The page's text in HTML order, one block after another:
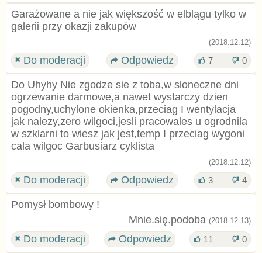
Garażowane a nie jak większość w elblągu tylko w
galerii przy okazji zakupów
(2018.12.12)
Do moderacji Odpowiedz 7 0
Do Uhyhy Nie zgodze sie z toba,w sloneczne dni
ogrzewanie darmowe,a nawet wystarczy dzien
pogodny,uchylone okienka,przeciag I wentylacja
jak nalezy,zero wilgoci,jesli pracowales u ogrodnila
w szklarni to wiesz jak jest,temp I przeciag wygoni
cala wilgoc Garbusiarz cyklista
(2018.12.12)
Do moderacji Odpowiedz 3 4
Pomysł bombowy !
Mnie.się.podoba (2018.12.13)
Do moderacji Odpowiedz 11 0